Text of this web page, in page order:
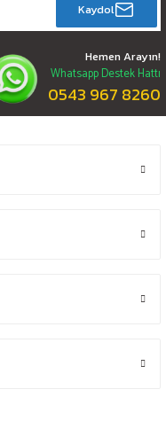
Kaydol
Hemen Arayın!
Whatsapp Destek Hattı
0543 967 8260